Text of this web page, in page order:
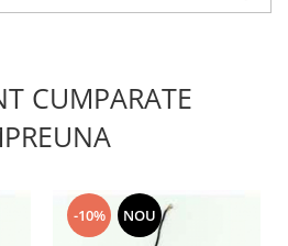
CUMPARATE
-10% NOU